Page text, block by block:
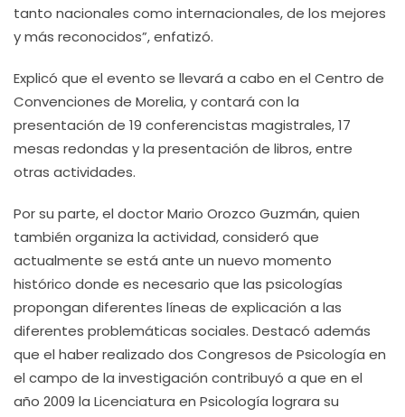
tanto nacionales como internacionales, de los mejores
y más reconocidos”, enfatizó.
Explicó que el evento se llevará a cabo en el Centro de
Convenciones de Morelia, y contará con la
presentación de 19 conferencistas magistrales, 17
mesas redondas y la presentación de libros, entre
otras actividades.
Por su parte, el doctor Mario Orozco Guzmán, quien
también organiza la actividad, consideró que
actualmente se está ante un nuevo momento
histórico donde es necesario que las psicologías
propongan diferentes líneas de explicación a las
diferentes problemáticas sociales. Destacó además
que el haber realizado dos Congresos de Psicología en
el campo de la investigación contribuyó a que en el
año 2009 la Licenciatura en Psicología lograra su